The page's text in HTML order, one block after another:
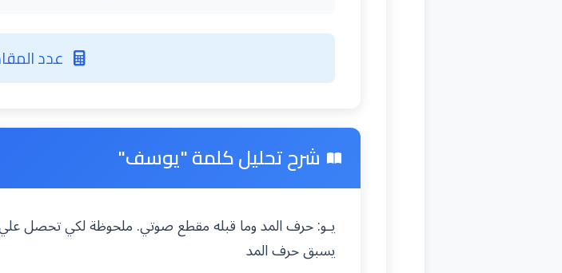
عدد
شرح تحليل كلمة "يوسف"
يـو: حرف المد وما قبله مقطع صوتي. ملحوظة لكي تحصل
يسبق حرف المد